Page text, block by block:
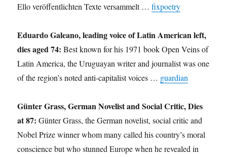
Ello veröffentlichten Texte versammelt …fixpoetry
Eduardo Galeano, leading voice of Latin American left,
dies aged 74: Best known for his 1971 book Open Veins of
Latin America, the Uruguayan writer and journalist was one
of the region’s noted anti-capitalist voices … guardian
Günter Grass, German Novelist and Social Critic, Dies
at 87: Günter Grass, the German novelist, social critic and
Nobel Prize winner whom many called his country’s moral
conscience but who stunned Europe when he revealed in